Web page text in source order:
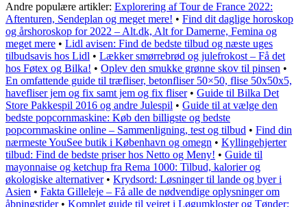
Andre populære artikler: Explorering af Tour de France 2022:
Aftenturen, Sendeplan og meget mere! • Find dit daglige horoskop
og årshoroskop for 2022 – Alt.dk, Alt for Damerne, Femina og
meget mere • Lidl avisen: Find de bedste tilbud og næste uges
tilbudsavis hos Lidl • Lækker smørrebrød og julefrokost – Få det
hos Føtex og Bilka! • Oplev den smukke grønne skov til pinsen •
En omfattende guide til træfliser, betonfliser 50×50, flise 50x50x5,
havefliser jem og fix samt jem og fix fliser• Guide til Bilka Det
Store Pakkespil 2016 og andre Julespil • Guide til at vælge den
bedste popcornmaskine: Køb den billigste og bedste
popcornmaskine online – Sammenligning, test og tilbud • Find din
nærmeste YouSee butik i København og omegn • Kyllingehjerter
tilbud: Find de bedste priser hos Netto og Meny! • Guide til
mayonnaise og ketchup fra Rema 1000: Tilbud, kalorier og
økologiske alternativer• Krydsord: Løsninger til lande og byer i
Asien • Fakta Gilleleje – Få alle de nødvendige oplysninger om
åbningstider• Komplet guide til vejret i Løgumkloster og Tønder: